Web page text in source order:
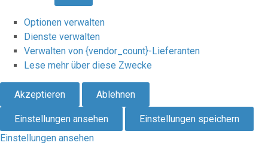
Optionen verwalten
Dienste verwalten
Verwalten von {vendor_count}-Lieferanten
Lese mehr über diese Zwecke
Akzeptieren Ablehnen
Einstellungen ansehen
Einstellungen speichern
Einstellungen ansehen